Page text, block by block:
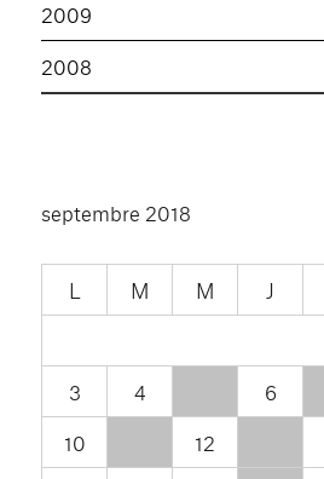
2009
2008
septembre 2018
L M M J
3
4 6
10
12